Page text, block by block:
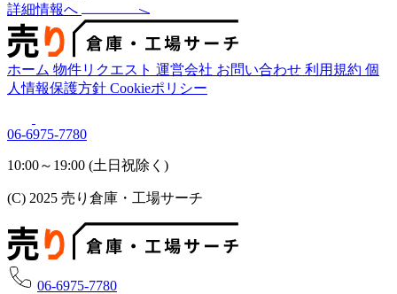
詳細情報へ
ホーム 物件リクエスト 運営会社 お問い合わせ 利用規約 個
人情報保護方針 Cookieポリシー
06-6975-7780
10:00～19:00 (土日祝除く)
(C) 2025 売り倉庫・工場サーチ
06-6975-7780